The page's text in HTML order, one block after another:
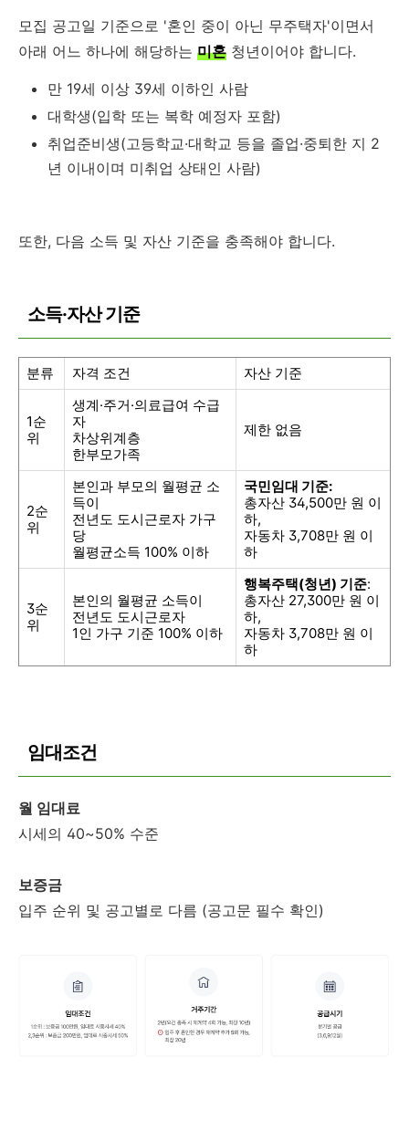
모집 공고일 기준으로 '혼인 중이 아닌 무주택자'이면서
아래 어느 하나에 해당하는 미혼 청년이어야 합니다.
만 19세 이상 39세 이하인 사람
대학생(입학 또는 복학 예정자 포함)
취업준비생(고등학교·대학교 등을 졸업·중퇴한 지 2
년 이내이며 미취업 상태인 사람)
또한, 다음 소득 및 자산 기준을 충족해야 합니다.
소득·자산 기준
분류 자격 조건 자산 기준
1순
위
생계·주거·의료급여 수급
자
차상위계층
한부모가족
제한 없음
2순
위
본인과 부모의 월평균 소
득이
전년도 도시근로자 가구
당
월평균소득 100% 이하
국민임대 기준:
총자산 34,500만 원 이
하,
자동차 3,708만 원 이
하
3순
위
본인의 월평균 소득이
전년도 도시근로자
1인 가구 기준 100% 이하
행복주택(청년) 기준:
총자산 27,300만 원 이
하,
자동차 3,708만 원 이
하
임대조건
월 임대료
시세의 40~50% 수준
보증금
입주 순위 및 공고별로 다름 (공고문 필수 확인)